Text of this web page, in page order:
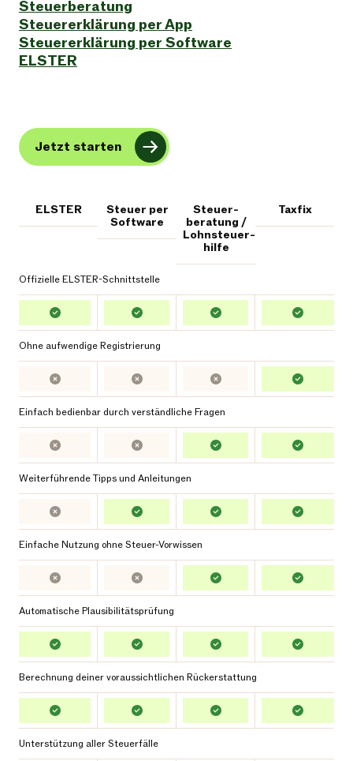
ELSTER
Steuer per
Software
Steuer-
beratung /
Lohnsteuer-
hilfe
Taxfix
Offizielle ELSTER-Schnittstelle
Ohne aufwendige Registrierung
Einfach bedienbar durch verständliche Fragen
Weiterführende Tipps und Anleitungen
Einfache Nutzung ohne Steuer-Vorwissen
Automatische Plausibilitätsprüfung
Berechnung deiner voraussichtlichen Rückerstattung
Unterstützung aller Steuerfälle
Steuerberatung
Steuererklärung per App
Steuererklärung per Software
ELSTER
Jetzt starten